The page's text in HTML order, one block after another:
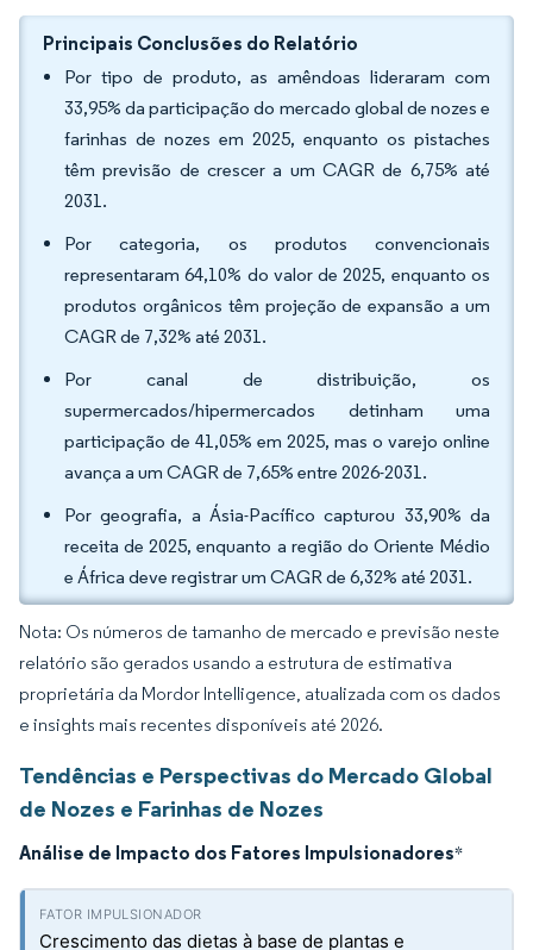
Principais Conclusões do Relatório
Por tipo de produto, as amêndoas lideraram com
33,95% da participação do mercado global de nozes e
farinhas de nozes em 2025, enquanto os pistaches
têm previsão de crescer a um CAGR de 6,75% até
2031.
Por categoria, os produtos convencionais
representaram 64,10% do valor de 2025, enquanto os
produtos orgânicos têm projeção de expansão a um
CAGR de 7,32% até 2031.
Por canal de distribuição, os
supermercados/hipermercados detinham uma
participação de 41,05% em 2025, mas o varejo online
avança a um CAGR de 7,65% entre 2026-2031.
Por geografia, a Ásia-Pacífico capturou 33,90% da
receita de 2025, enquanto a região do Oriente Médio
e África deve registrar um CAGR de 6,32% até 2031.
Nota: Os números de tamanho de mercado e previsão neste
relatório são gerados usando a estrutura de estimativa
proprietária da Mordor Intelligence, atualizada com os dados
e insights mais recentes disponíveis até 2026.
Tendências e Perspectivas do Mercado Global
de Nozes e Farinhas de Nozes
Análise de Impacto dos Fatores Impulsionadores*
Crescimento das dietas à base de plantas e